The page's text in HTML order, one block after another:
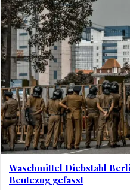
Waschmittel Diebstahl
Beutezug gefasst